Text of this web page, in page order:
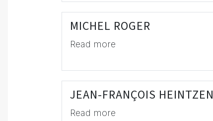
MICHEL ROGER
Read more
JEAN-FRANÇOIS HEINTZEN
Read more